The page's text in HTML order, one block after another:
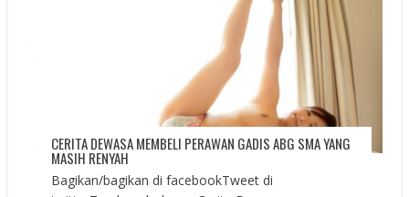
CERITA DEWASA MEMBELI PERAWAN GADIS ABG SMA YANG
MASIH RENYAH
Bagikan/bagikan di facebookTweet di